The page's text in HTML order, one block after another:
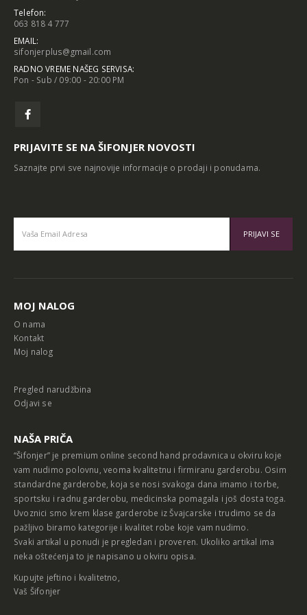
Telefon:
063 818 4 777
EMAIL:
sifonjerplus@gmail.com
RADNO VREME NAŠEG SERVISA:
Pon - Sub / 09:00 - 20:00 PM
PRIJAVITE SE NA ŠIFONJER NOVOSTI
Saznajte prvi sve najnovije informacije o prodaji i ponudama.
MOJ NALOG
O nama
Kontakt
Moj nalog
Pregled narudžbina
Odjavi se
NAŠA PRIČA
“Šifonjer” je premium online second hand prodavnica u okviru koje
vam nudimo polovnu, veoma kvalitetnu i firmiranu garderobu. Osim
standardne garderobe, koja se nosi svakoga dana imamo i torbe,
sportsku i radnu garderobu, medicinska pomagala i još dosta toga.
Uvoznici smo krem klase garderobe iz Švajcarske i trudimo se da
pažljivo biramo kategorije i kvalitet robe koje vam nudimo.
Svaki artikal u ponudi je pregledan i proveren. Ukoliko artikal ima
neka oštećenja to je napisano u okviru opisa.
Kupujte jeftino i kvalitetno,
Vaš Šifonjer